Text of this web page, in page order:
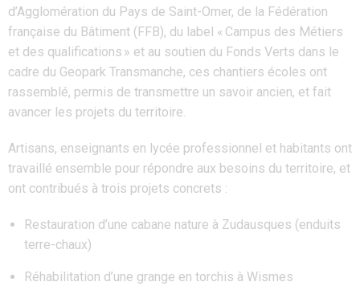
d’Agglomération du Pays de Saint-Omer, de la Fédération
française du Bâtiment (FFB), du label « Campus des Métiers
et des qualifications » et au soutien du Fonds Verts dans le
cadre du Geopark Transmanche, ces chantiers écoles ont
rassemblé, permis de transmettre un savoir ancien, et fait
avancer les projets du territoire.
Artisans, enseignants en lycée professionnel et habitants ont
travaillé ensemble pour répondre aux besoins du territoire, et
ont contribués à trois projets concrets :
Restauration d’une cabane nature à Zudausques (enduits
terre-chaux)
Réhabilitation d’une grange en torchis à Wismes